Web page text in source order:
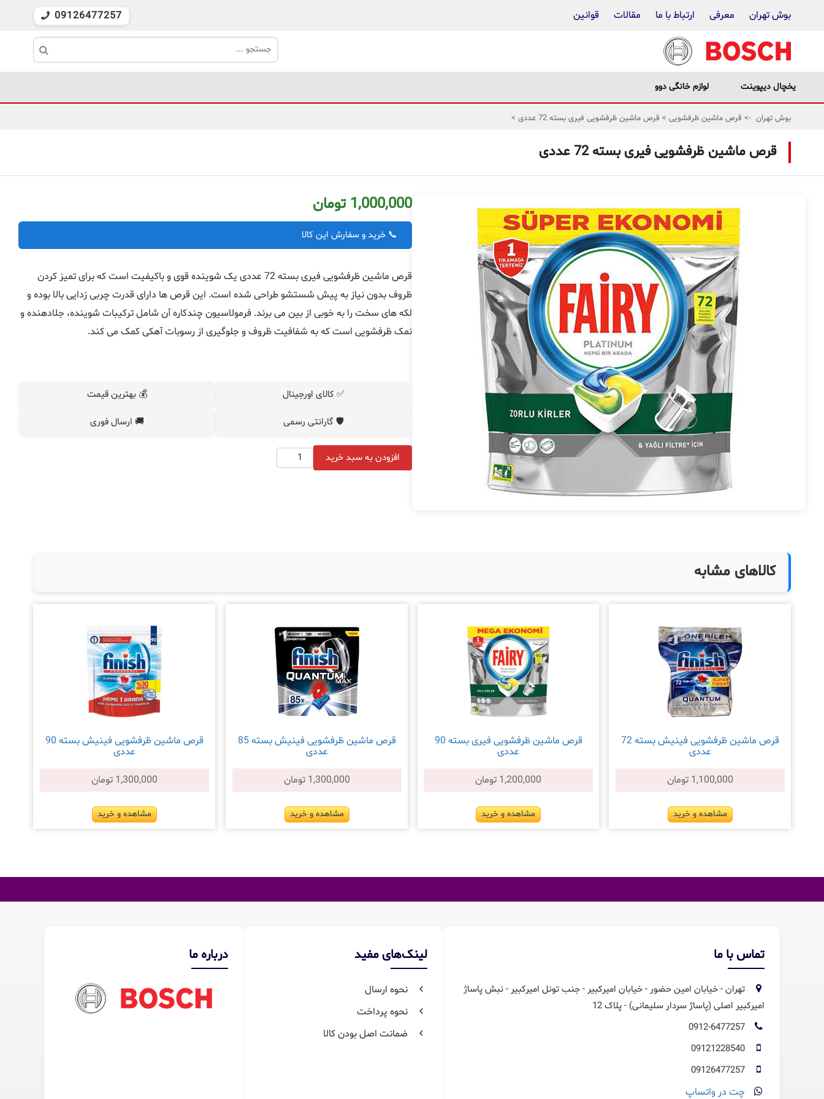
بوش تهران معرفی ارتباط با ما مقالات قوانین 09126477257
یخچال دیپوینت لوازم خانگی دوو
بوش تهران -> قرص ماشین ظرفشویی > قرص ماشین ظرفشویی فیری بسته 72 عددی >
قرص ماشین ظرفشویی فیری بسته 72 عددی
1,000,000 تومان
📞 خرید و سفارش این کالا
قرص ماشین ظرفشویی فیری بسته 72 عددی یک شوینده قوی و باکیفیت است که برای تمیز کردن
ظروف بدون نیاز به پیش‌ شستشو طراحی شده است. این قرص‌ ها دارای قدرت چربی‌ زدایی بالا بوده و
لکه‌ های سخت را به‌ خوبی از بین می‌ برند. فرمولاسیون چندکاره آن شامل ترکیبات شوینده، جلادهنده و
نمک ظرفشویی است که به شفافیت ظروف و جلوگیری از رسوبات آهکی کمک می‌ کند.
✅ کالای اورجینال 💰 بهترین قیمت
🛡️ گارانتی رسمی 🚚 ارسال فوری
افزودن به سبد خرید
کالاهای مشابه
قرص ماشین ظرفشویی فینیش بسته 72
عددی
1,100,000 تومان
مشاهده و خرید
قرص ماشین ظرفشویی فیری بسته 90
عددی
1,200,000 تومان
مشاهده و خرید
قرص ماشین ظرفشویی فینیش بسته 85
عددی
1,300,000 تومان
مشاهده و خرید
قرص ماشین ظرفشویی فینیش بسته 90
عددی
1,300,000 تومان
مشاهده و خرید
تماس با ما
تهران - خیابان امین حضور - خیابان امیرکبیر - جنب تونل امیرکبیر - نبش پاساژ
امیرکبیر اصلی (پاساژ سردار سلیمانی) - پلاک 12
چت در واتساپ
لینک‌های مفید
نحوه ارسال
نحوه پرداخت
ضمانت اصل بودن کالا
درباره ما